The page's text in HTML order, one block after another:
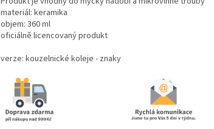
materiál: keramika
objem: 360 ml
oficiálně licencovaný produkt
verze: kouzelnické koleje - znaky